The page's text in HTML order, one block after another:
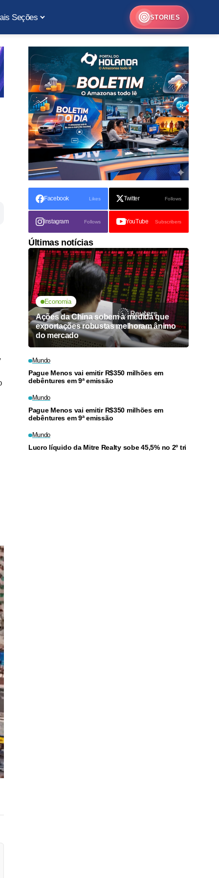
Seções STORIES
Facebook Likes Twitter Follows
Instagram Follows YouTube Subscribers
Últimas notícias
Economia
Ações da China sobem à medida que
exportações robustas melhoram ânimo
do mercado
Mundo
Pague Menos vai emitir R$350 milhões em
debêntures em 9ª emissão
Mundo
Pague Menos vai emitir R$350 milhões em
debêntures em 9ª emissão
Mundo
Lucro líquido da Mitre Realty sobe 45,5% no 2º tri